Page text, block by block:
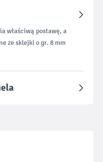
właściwą postawę, a
ze sklejki o gr. 8 mm